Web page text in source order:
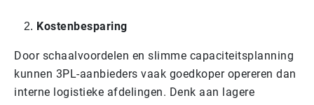
Kostenbesparing
Door schaalvoordelen en slimme capaciteitsplanning
kunnen 3PL-aanbieders vaak goedkoper opereren dan
interne logistieke afdelingen. Denk aan lagere